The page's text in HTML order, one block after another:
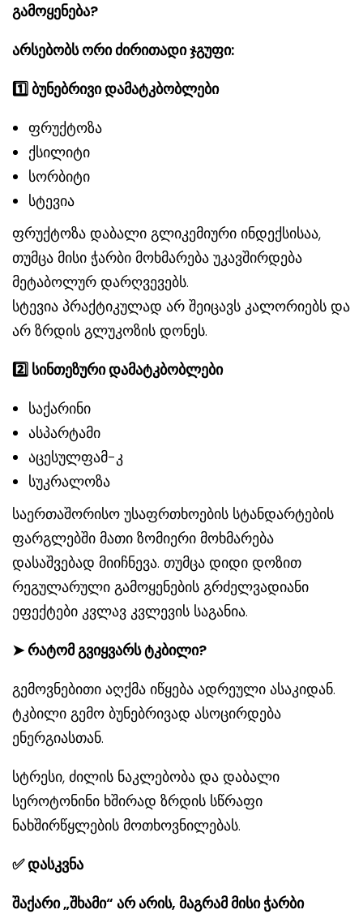
გამოყენება?
არსებობს ორი ძირითადი ჯგუფი:
1️ბუნებრივი დამატკბობლები
ფრუქტოზა
ქსილიტი
სორბიტი
სტევია
ფრუქტოზა დაბალი გლიკემიური ინდექსისაა,
თუმცა მისი ჭარბი მოხმარება უკავშირდება
მეტაბოლურ დარღვევებს.
სტევია პრაქტიკულად არ შეიცავს კალორიებს და
არ ზრდის გლუკოზის დონეს.
2️ სინთეზური დამატკბობლები
საქარინი
ასპარტამი
აცესულფამ-კ
სუკრალოზა
საერთაშორისო უსაფრთხოების სტანდარტების
ფარგლებში მათი ზომიერი მოხმარება
დასაშვებად მიიჩნევა. თუმცა დიდი დოზით
რეგულარული გამოყენების გრძელვადიანი
ეფექტები კვლავ კვლევის საგანია.
➤რატომ გვიყვარს ტკბილი?
გემოვნებითი აღქმა იწყება ადრეული ასაკიდან.
ტკბილი გემო ბუნებრივად ასოცირდება
ენერგიასთან.
სტრესი, ძილის ნაკლებობა და დაბალი
სეროტონინი ხშირად ზრდის სწრაფი
ნახშირწყლების მოთხოვნილებას.
✅დასკვნა
შაქარი „შხამი“ არ არის, მაგრამ მისი ჭარბი